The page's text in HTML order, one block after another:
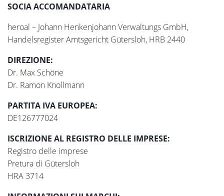
SOCIA ACCOMANDATARIA
heroal – Johann Henkenjohann Verwaltungs GmbH,
Handelsregister Amtsgericht Gütersloh, HRB 2440
DIREZIONE:
Dr. Max Schöne
Dr. Ramon Knollmann
PARTITA IVA EUROPEA:
DE126777024
ISCRIZIONE AL REGISTRO DELLE IMPRESE:
Registro delle imprese
Pretura di Gütersloh
HRA 3714